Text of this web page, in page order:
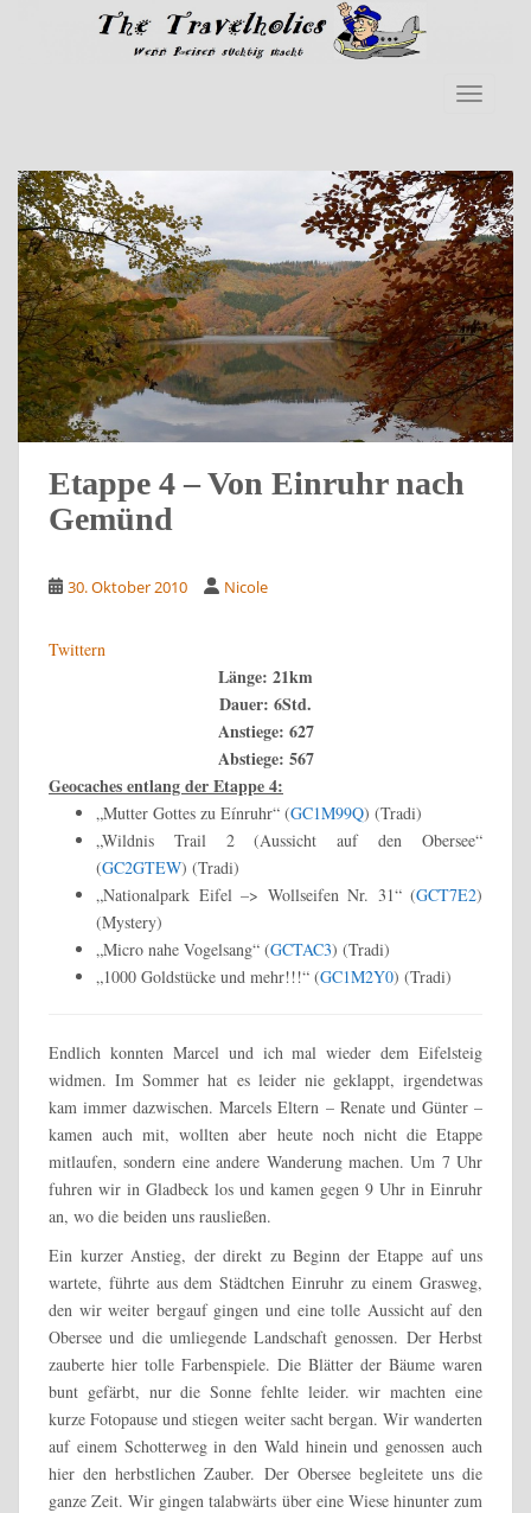
Skip to main content
Etappe 4 – Von Einruhr nach
Gemünd
30. Oktober 2010 Nicole
Twittern
Länge: 21km
Dauer: 6Std.
Anstiege: 627
Abstiege: 567
Geocaches entlang der Etappe 4:
„Mutter Gottes zu Eínruhr“ (GC1M99Q) (Tradi)
„Wildnis Trail 2 (Aussicht auf den Obersee“
(GC2GTEW) (Tradi)
„Nationalpark Eifel –> Wollseifen Nr. 31“ (GCT7E2)
(Mystery)
„Micro nahe Vogelsang“ (GCTAC3) (Tradi)
„1000 Goldstücke und mehr!!!“ (GC1M2Y0) (Tradi)
Endlich konnten Marcel und ich mal wieder dem Eifelsteig
widmen. Im Sommer hat es leider nie geklappt, irgendetwas
kam immer dazwischen. Marcels Eltern – Renate und Günter –
kamen auch mit, wollten aber heute noch nicht die Etappe
mitlaufen, sondern eine andere Wanderung machen.Um 7 Uhr
fuhren wir in Gladbeck los und kamen gegen 9 Uhr in Einruhr
an, wo die beiden uns rausließen.
Ein kurzer Anstieg, der direkt zu Beginn der Etappe auf uns
wartete, führte aus dem Städtchen Einruhr zu einem Grasweg,
den wir weiter bergauf gingen und eine tolle Aussicht auf den
Obersee und die umliegende Landschaft genossen. Der Herbst
zauberte hier tolle Farbenspiele. Die Blätter der Bäume waren
bunt gefärbt, nur die Sonne fehlte leider. wir machten eine
kurze Fotopause und stiegen weiter sacht bergan. Wir wanderten
auf einem Schotterweg in den Wald hinein und genossen auch
hier den herbstlichen Zauber. Der Obersee begleitete uns die
ganze Zeit. Wir gingen talabwärts über eine Wiese hinunter zum